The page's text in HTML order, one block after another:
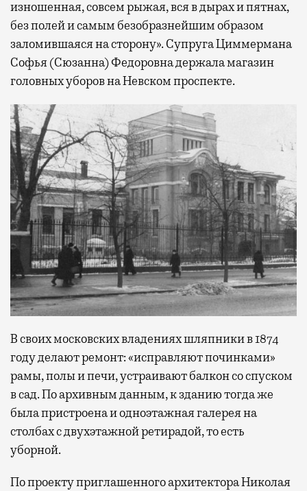
изношенная, совсем рыжая, вся в дырах и пятнах,
без полей и самым безобразнейшим образом
заломившаяся на сторону». Супруга Циммермана
Софья (Сюзанна) Федоровна держала магазин
головных уборов на Невском проспекте.
В своих московских владениях шляпники в 1874
году делают ремонт: «исправляют починками»
рамы, полы и печи, устраивают балкон со спуском
в сад. По архивным данным, к зданию тогда же
была пристроена и одноэтажная галерея на
столбах с двухэтажной ретирадой, то есть
уборной.
По проекту приглашенного архитектора Николая